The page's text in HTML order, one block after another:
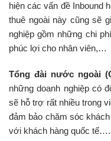
hiện các vấn đề Inbound
thuê ngoài này cũng sẽ
nghiệp gồm những chi
phúc lợi cho nhân viên,…
Tổng đài nước ngoài
những doanh nghiệp có
sẽ hỗ trợ rất nhiều trong
đảm bảo chăm sóc
với khách hàng quốc tế….